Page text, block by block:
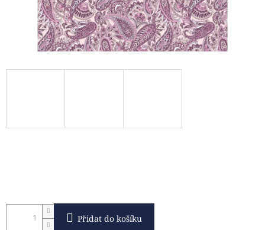
Přidat do košíku